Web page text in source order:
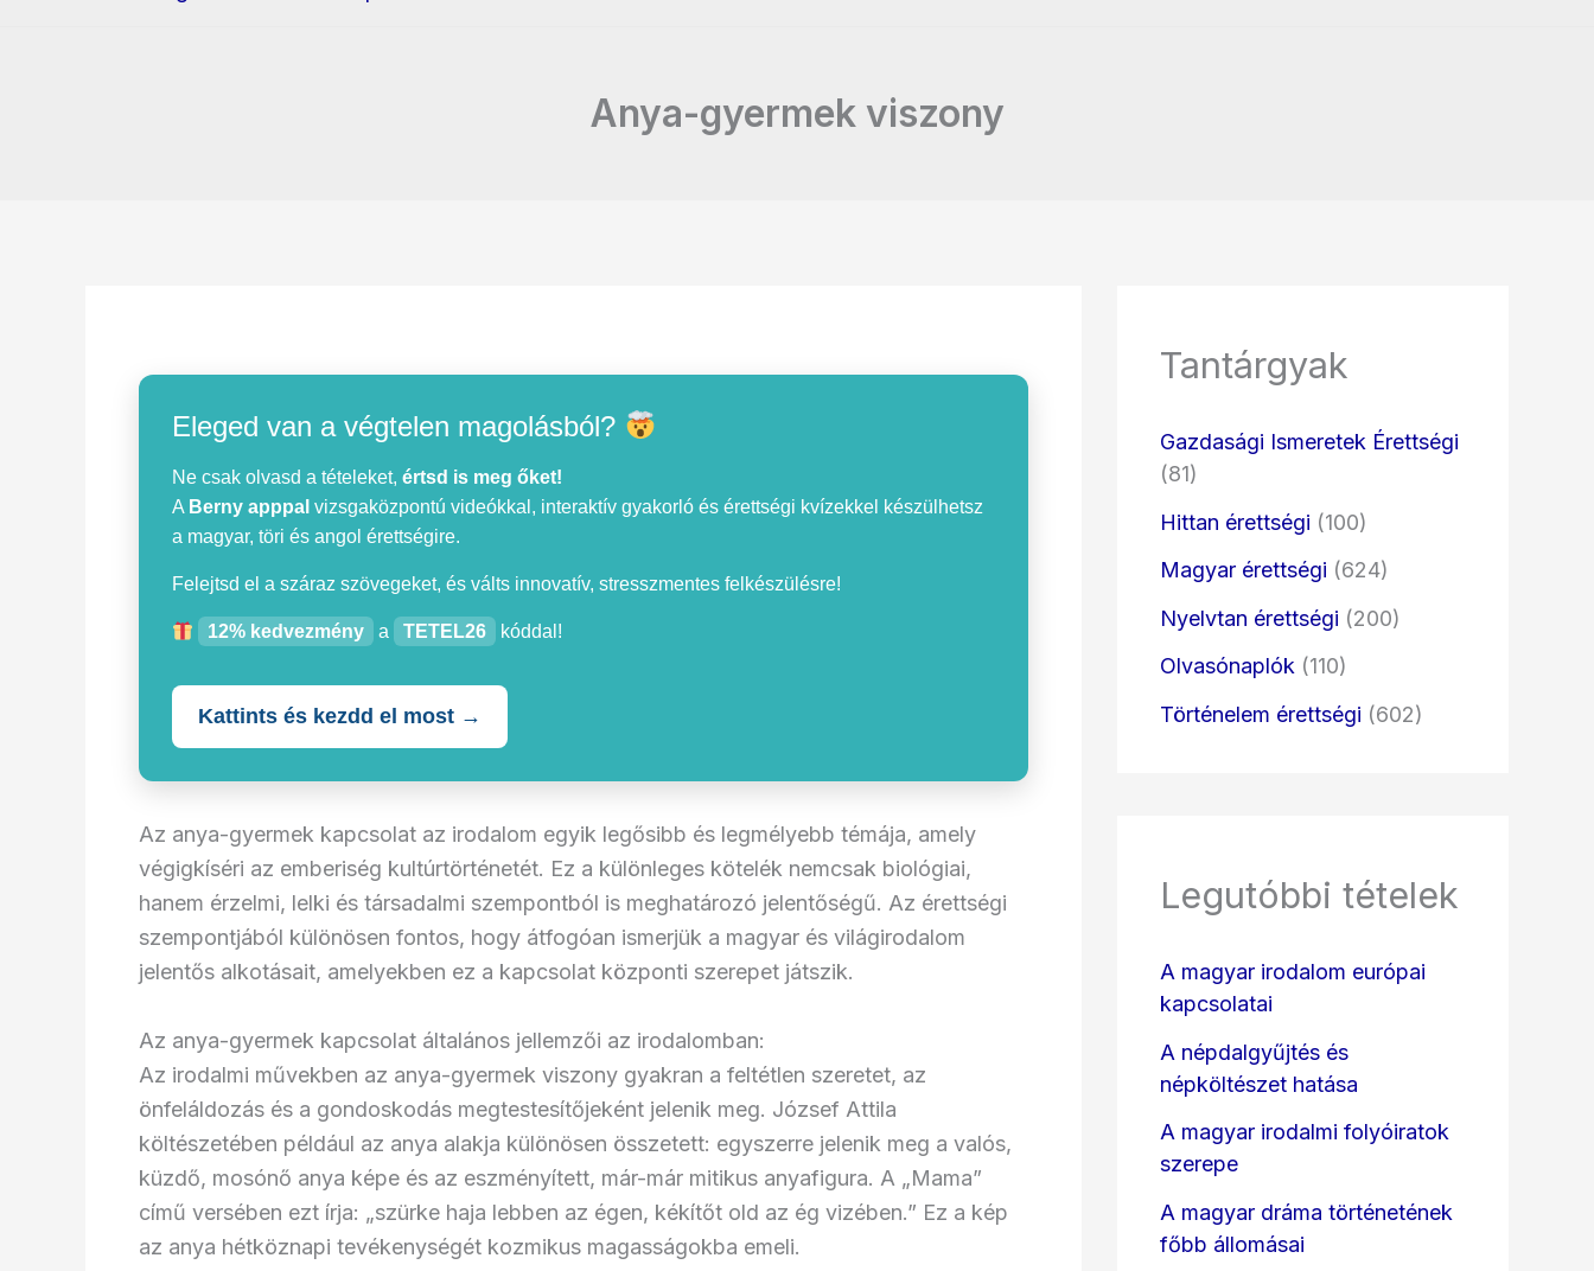
Anya-gyermek viszony
Eleged van a végtelen magolásból?
Ne csak olvasd a tételeket, értsd is meg őket!
A Berny apppal vizsgaközpontú videókkal, interaktív gyakorló és érettségi kvízekkel készülhetsz
a magyar, töri és angol érettségire.
Felejtsd el a száraz szövegeket, és válts innovatív, stresszmentes felkészülésre!
12% kedvezmény a TETEL26 kóddal!
Kattints és kezdd el most →
Az anya-gyermek kapcsolat az irodalom egyik legősibb és legmélyebb témája, amely
végigkíséri az emberiség kultúrtörténetét. Ez a különleges kötelék nemcsak biológiai,
hanem érzelmi, lelki és társadalmi szempontból is meghatározó jelentőségű. Az érettségi
szempontjából különösen fontos, hogy átfogóan ismerjük a magyar és világirodalom
jelentős alkotásait, amelyekben ez a kapcsolat központi szerepet játszik.
Az anya-gyermek kapcsolat általános jellemzői az irodalomban:
Az irodalmi művekben az anya-gyermek viszony gyakran a feltétlen szeretet, az
önfeláldozás és a gondoskodás megtestesítőjeként jelenik meg. József Attila
költészetében például az anya alakja különösen összetett: egyszerre jelenik meg a valós,
küzdő, mosónő anya képe és az eszményített, már-már mitikus anyafigura. A „Mama”
című versében ezt írja: „szürke haja lebben az égen, kékítőt old az ég vizében.” Ez a kép
az anya hétköznapi tevékenységét kozmikus magasságokba emeli.
Tantárgyak
Gazdasági Ismeretek Érettségi
(81)
Hittan érettségi (100)
Magyar érettségi (624)
Nyelvtan érettségi (200)
Olvasónaplók (110)
Történelem érettségi (602)
Legutóbbi tételek
A magyar irodalom európai
kapcsolatai
A népdalgyűjtés és
népköltészet hatása
A magyar irodalmi folyóiratok
szerepe
A magyar dráma történetének
főbb állomásai